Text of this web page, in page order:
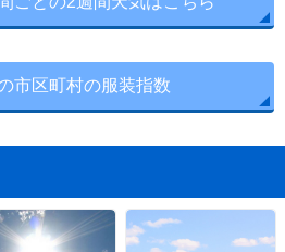
市区町村の服装指数